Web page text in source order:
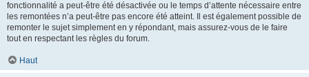
fonctionnalité a peut-être été désactivée ou le temps d’attente nécessaire entre
les remontées n’a peut-être pas encore été atteint. Il est également possible de
remonter le sujet simplement en y répondant, mais assurez-vous de le faire
tout en respectant les règles du forum.
Haut